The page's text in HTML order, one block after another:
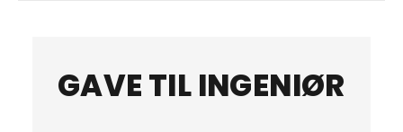
GAVE TIL INGENIØR